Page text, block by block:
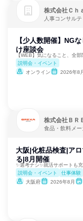
株式会社Ｃｈ
人事コンサル
【少人数開催】NG
け座談会
【WEB】気になること、全部
説明会・イベント
オンライン
2026年8
株式会社ＢＲ
食品・飲料メ
大阪|化粧品検査|ア
る|8月開催
✨選考ナシ✨就活サポートも
説明会・イベント
仕事体験
大阪府
2026年8月